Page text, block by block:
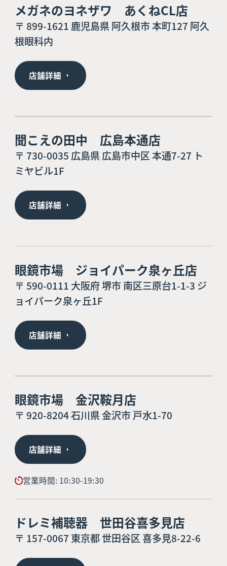
メガネのヨネザワ あくねCL店
〒 899-1621 鹿児島県 阿久根市 本町127 阿久
根眼科内
店舗詳細
聞こえの田中 広島本通店
〒 730-0035 広島県 広島市中区 本通7-27 ト
ミヤビル1F
店舗詳細
眼鏡市場 ジョイパーク泉ヶ丘店
〒 590-0111 大阪府 堺市 南区三原台1-1-3 ジ
ョイパーク泉ヶ丘1F
店舗詳細
眼鏡市場 金沢鞍月店
〒 920-8204 石川県 金沢市 戸水1-70
店舗詳細
営業時間: 10:30-19:30
ドレミ補聴器 世田谷喜多見店
〒 157-0067 東京都 世田谷区 喜多見8-22-6